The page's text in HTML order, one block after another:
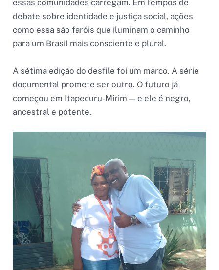
essas comunidades carregam. Em tempos de
debate sobre identidade e justiça social, ações
como essa são faróis que iluminam o caminho
para um Brasil mais consciente e plural.
A sétima edição do desfile foi um marco. A série
documental promete ser outro. O futuro já
começou em Itapecuru-Mirim — e ele é negro,
ancestral e potente.